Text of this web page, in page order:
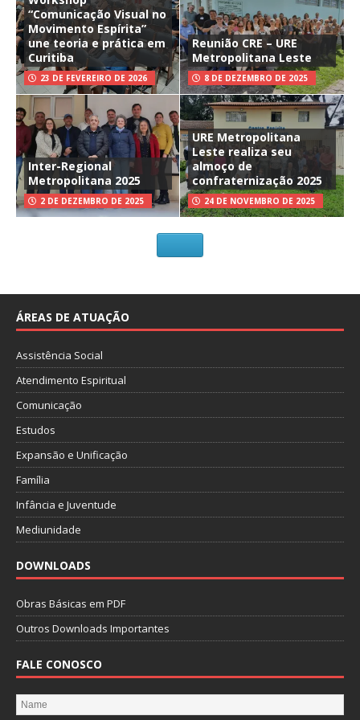
j
a
n
e
l
a
)
a
j
a
n
e
a
)
“Comunicação Visual no
Movimento Espírita”
une teoria e prática em
Curitiba
23 DE FEVEREIRO DE 2026
Reunião CRE – URE
Metropolitana Leste
8 DE DEZEMBRO DE 2025
Inter-Regional
Metropolitana 2025
2 DE DEZEMBRO DE 2025
URE Metropolitana
Leste realiza seu
almoço de
confraternização 2025
24 DE NOVEMBRO DE 2025
ÁREAS DE ATUAÇÃO
Assistência Social
Atendimento Espiritual
Comunicação
Estudos
Expansão e Unificação
Família
Infância e Juventude
Mediunidade
DOWNLOADS
Obras Básicas em PDF
Outros Downloads Importantes
FALE CONOSCO